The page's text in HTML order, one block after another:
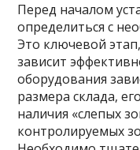
Перед началом
определиться с
Это ключевой
зависит
оборудования
размера склада,
наличия «слепых
контролируемых